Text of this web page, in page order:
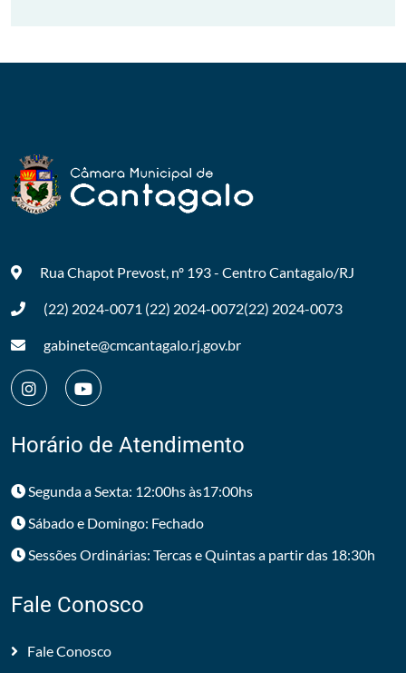
Rua Chapot Prevost, nº 193 - CentroCantagalo/RJ
(22) 2024-0071 (22) 2024-0072(22) 2024-0073
gabinete@cmcantagalo.rj.gov.br
Horário de Atendimento
Segunda a Sexta: 12:00hs às17:00hs
Sábado e Domingo: Fechado
Sessões Ordinárias: Tercas e Quintas a partir das 18:30h
Fale Conosco
Fale Conosco